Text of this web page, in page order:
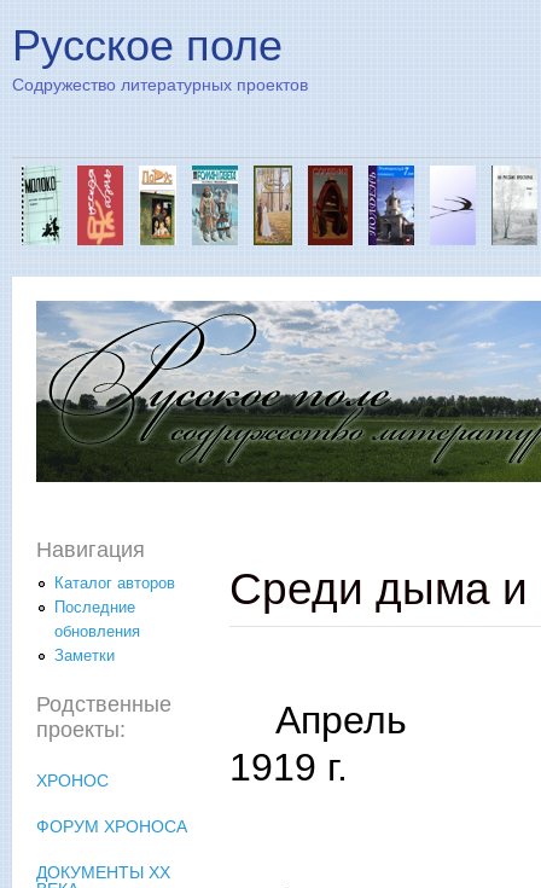
Русское поле
Содружество литературных проектов
Среди дыма и
Апрель
1919 г.
Навигация
Каталог авторов
Последние
обновления
Заметки
Родственные
проекты:
ХРОНОС
ФОРУМ ХРОНОСА
ДОКУМЕНТЫ XX